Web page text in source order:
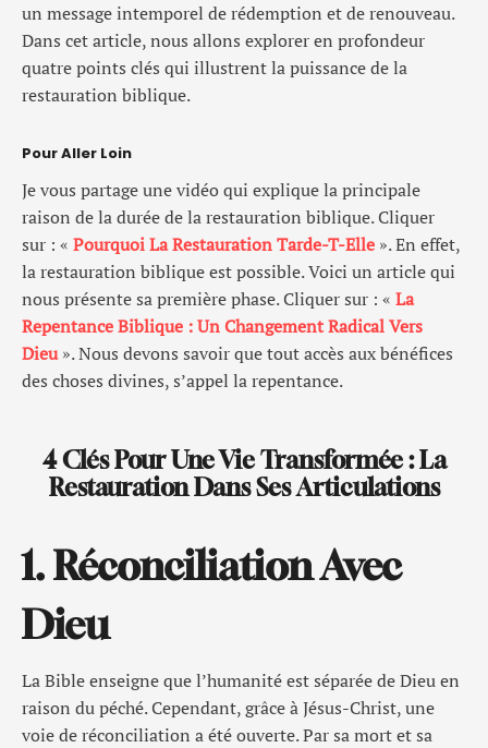
un message intemporel de rédemption et de renouveau.
Dans cet article, nous allons explorer en profondeur
quatre points clés qui illustrent la puissance de la
restauration biblique.
Pour Aller Loin
Je vous partage une vidéo qui explique la principale
raison de la durée de la restauration biblique. Cliquer
sur : « Pourquoi La Restauration Tarde-T-Elle ». En effet,
la restauration biblique est possible. Voici un article qui
nous présente sa première phase. Cliquer sur : « La
Repentance Biblique : Un Changement Radical Vers
Dieu». Nous devons savoir que tout accès aux bénéfices
des choses divines, s’appel la repentance.
4 Clés Pour Une Vie Transformée : La
Restauration Dans Ses Articulations
1. Réconciliation Avec
Dieu
La Bible enseigne que l’humanité est séparée de Dieu en
raison du péché. Cependant, grâce à Jésus-Christ, une
voie de réconciliation a été ouverte. Par sa mort et sa